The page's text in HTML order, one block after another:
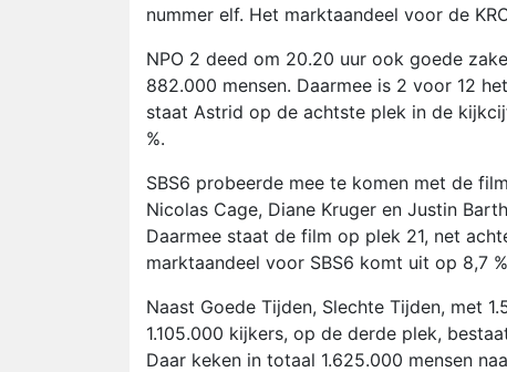
nummer elf. Het marktaandeel voor de
NPO 2 deed om 20.20 uur ook goede
882.000 mensen. Daarmee is 2 voor 12
staat Astrid op de achtste plek in de
%.
SBS6 probeerde mee te komen met de
Nicolas Cage, Diane Kruger en Justin
Daarmee staat de film op plek 21, net
marktaandeel voor SBS6 komt uit op 8,7
Naast Goede Tijden, Slechte Tijden, met
1.105.000 kijkers, op de derde plek,
Daar keken in totaal 1.625.000 mensen